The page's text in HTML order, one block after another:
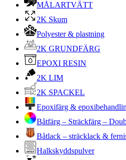
MÅLARTVÄTT
2K Skum
Polyester & plastning
2K GRUNDFÄRG
EPOXI RESIN
2K LIM
2K SPACKEL
Epoxifärg &
Båtfärg – Sträckfärg –
Båtlack – sträcklack &
Halkskyddspulver